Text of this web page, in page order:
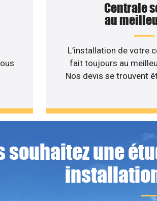
Centrale
au
L’installation de votre
fait toujours au
Nos devis se trouvent
souhaitez une